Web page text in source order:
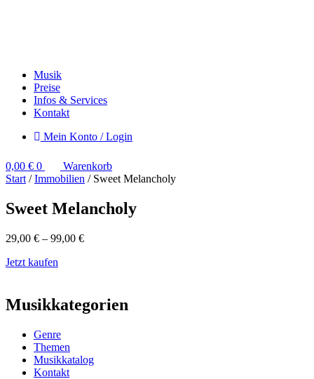
Musik
Preise
Infos & Services
Kontakt
Mein Konto / Login
0,00 € 0
Warenkorb
Start /Immobilien / Sweet Melancholy
Sweet Melancholy
29,00 € – 99,00 €
Jetzt kaufen
Musikkategorien
Genre
Themen
Musikkatalog
Kontakt